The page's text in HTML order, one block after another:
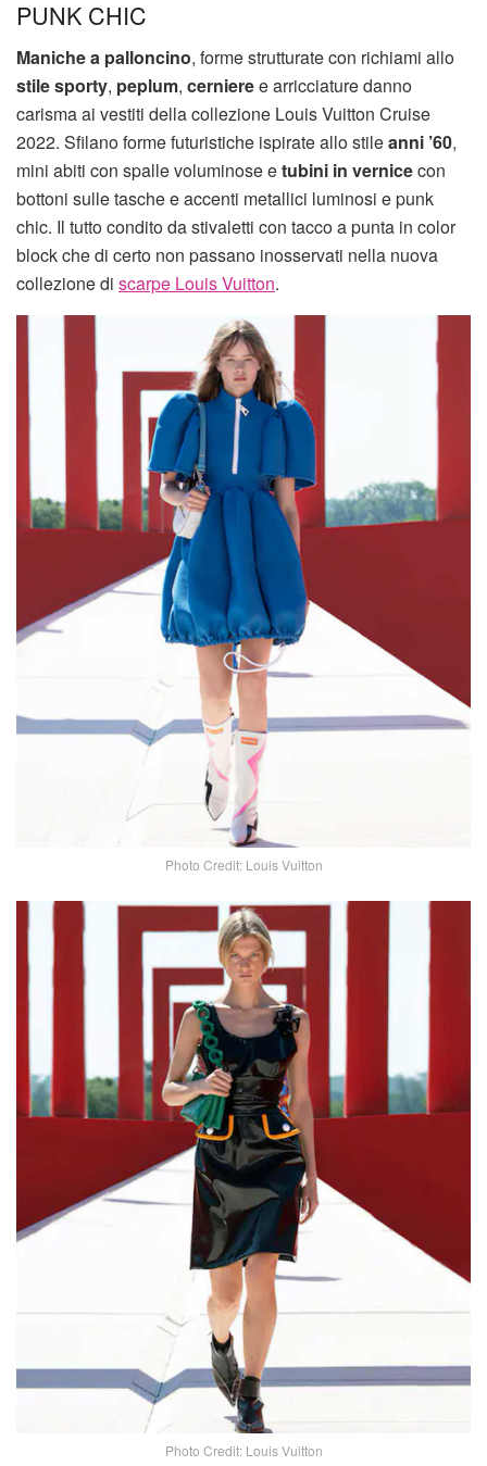
PUNK CHIC
Maniche a palloncino, forme strutturate con richiami allo
stile sporty, peplum, cernieree arricciature danno
carisma ai vestiti della collezione Louis Vuitton Cruise
2022. Sfilano forme futuristiche ispirate allo stileanni ’60,
mini abiti con spalle voluminose etubini in vernicecon
bottoni sulle tasche e accenti metallici luminosi e punk
chic. Il tutto condito da stivaletti con tacco a punta in color
block che di certo non passano inosservati nella nuova
collezione di scarpe Louis Vuitton.
Photo Credit: Louis Vuitton
Photo Credit: Louis Vuitton